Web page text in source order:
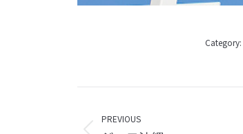
Category:
navigation
PREVIOUS